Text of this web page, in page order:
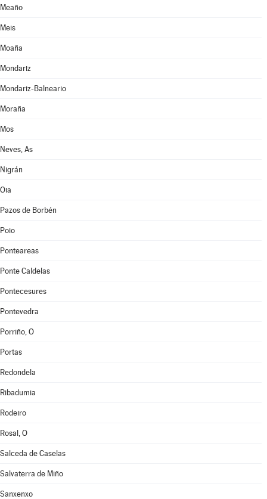
Meaño
Meis
Moaña
Mondariz
Mondariz-Balneario
Moraña
Mos
Neves, As
Nigrán
Oia
Pazos de Borbén
Poio
Ponteareas
Ponte Caldelas
Pontecesures
Pontevedra
Porriño, O
Portas
Redondela
Ribadumia
Rodeiro
Rosal, O
Salceda de Caselas
Salvaterra de Miño
Sanxenxo